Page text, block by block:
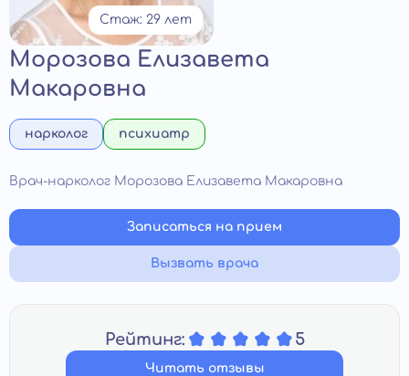
Стаж: 29 лет
Морозова Елизавета
Макаровна
нарколог психиатр
Врач-нарколог Морозова Елизавета Макаровна
Записаться на прием
Вызвать врача
Рейтинг: 5
Читать отзывы